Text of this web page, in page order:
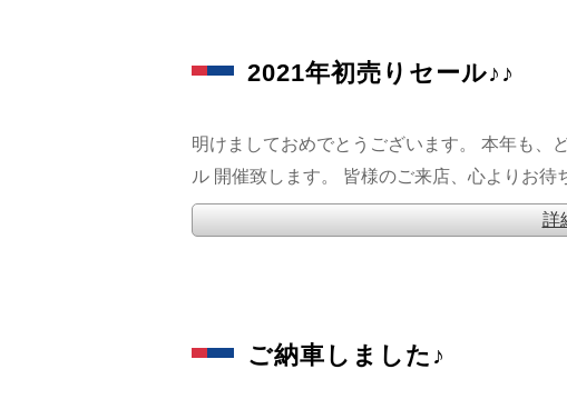
2021年初売りセール♪♪
明けましておめでとうございます。 本年も、
ル 開催致します。 皆様のご来店、心よりお待
詳
ご納車しました♪